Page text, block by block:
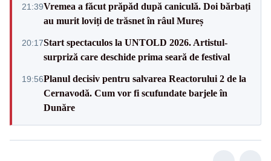
21:39Vremea a făcut prăpăd după caniculă. Doi bărbați
au murit loviți de trăsnet în râul Mureș
20:17Start spectaculos la UNTOLD 2026. Artistul-
surpriză care deschide prima seară de festival
19:56Planul decisiv pentru salvarea Reactorului 2 de la
Cernavodă. Cum vor fi scufundate barjele în
Dunăre